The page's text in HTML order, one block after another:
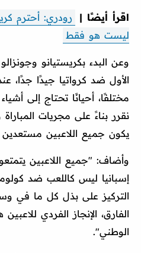
اقرأ أيضًا |
رودري: أحترم
ليست هو فقط
وعن البدء بكريستيانو
الأول ضد كرواتيا جيدًا جدًا،
مختلفًا، أحيانًا تحتاج إلى
نقرر بناءً على مجريات
يكون جميع اللاعبين
وأضاف: "جميع اللاعبين
إسبانيا ليس كاللعب ضد
التركيز على بذل كل ما في
الفارق، الإنجاز الفردي
الوطني".